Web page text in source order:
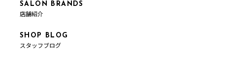
SALON BRANDS
店舗紹介
SHOP BLOG
スタッフブログ